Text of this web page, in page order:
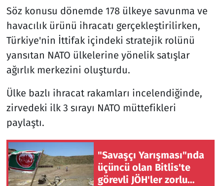
Söz konusu dönemde 178 ülkeye savunma ve
havacılık ürünü ihracatı gerçekleştirilirken,
Türkiye'nin İttifak içindeki stratejik rolünü
yansıtan NATO ülkelerine yönelik satışlar
ağırlık merkezini oluşturdu.
Ülke bazlı ihracat rakamları incelendiğinde,
zirvedeki ilk 3 sırayı NATO müttefikleri
paylaştı.
"Savaşçı Yarışması"nda
üçüncü olan Bitlis'te
görevli JÖH'ler zorlu